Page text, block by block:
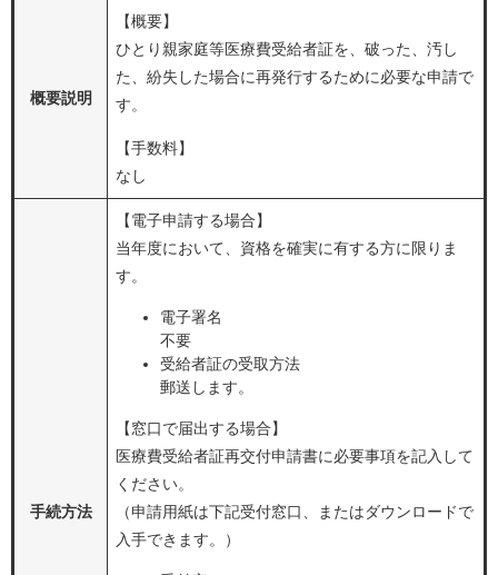
概要説明
【概要】
ひとり親家庭等医療費受給者証を、破った、汚し
た、紛失した場合に再発行するために必要な申請で
す。
【手数料】
なし
手続方法
【電子申請する場合】
当年度において、資格を確実に有する方に限りま
す。
電子署名
不要
受給者証の受取方法
郵送します。
【窓口で届出する場合】
医療費受給者証再交付申請書に必要事項を記入して
ください。
（申請用紙は下記受付窓口、またはダウンロードで
入手できます。）